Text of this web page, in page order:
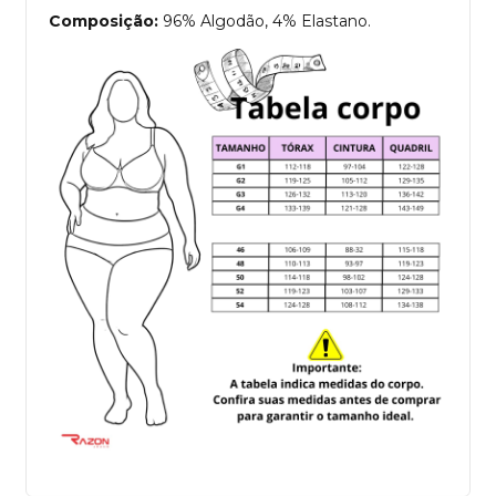
Composição: 96% Algodão, 4% Elastano.